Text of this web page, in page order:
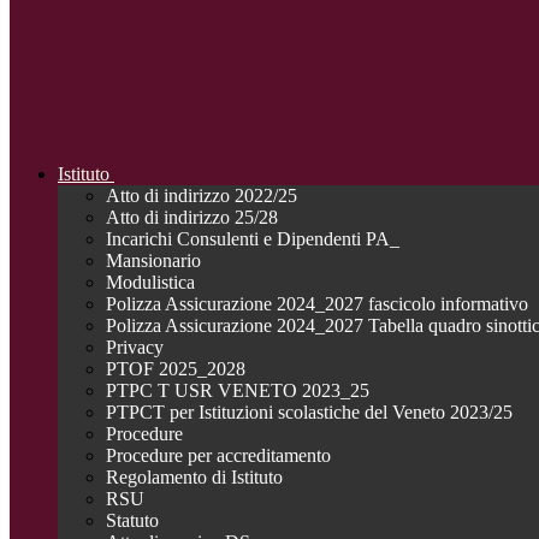
Istituto
Atto di indirizzo 2022/25
Atto di indirizzo 25/28
Incarichi Consulenti e Dipendenti PA_
Mansionario
Modulistica
Polizza Assicurazione 2024_2027 fascicolo informativo
Polizza Assicurazione 2024_2027 Tabella quadro
Privacy
PTOF 2025_2028
PTPC T USR VENETO 2023_25
PTPCT per Istituzioni scolastiche del Veneto 2023/25
Procedure
Procedure per accreditamento
Regolamento di Istituto
RSU
Statuto